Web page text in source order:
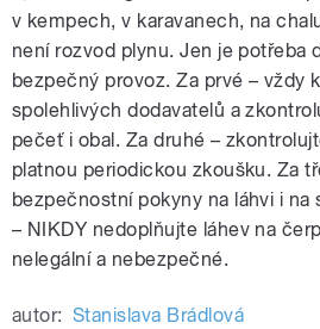
v kempech, v karavanech, na
není rozvod plynu. Jen je potřeba
bezpečný provoz. Za prvé – vždy
spolehlivých dodavatelů a
pečeť i obal. Za druhé –
platnou periodickou zkoušku. Za
bezpečnostní pokyny na láhvi i
– NIKDY nedoplňujte láhev na
nelegální a nebezpečné.
autor: Stanislava Brádlová